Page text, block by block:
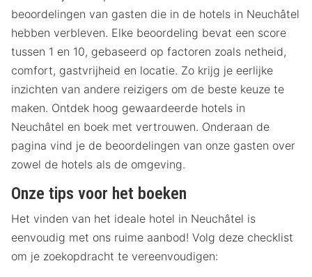
beoordelingen van gasten die in de hotels in Neuchâtel
hebben verbleven. Elke beoordeling bevat een score
tussen 1 en 10, gebaseerd op factoren zoals netheid,
comfort, gastvrijheid en locatie. Zo krijg je eerlijke
inzichten van andere reizigers om de beste keuze te
maken. Ontdek hoog gewaardeerde hotels in
Neuchâtel en boek met vertrouwen. Onderaan de
pagina vind je de beoordelingen van onze gasten over
zowel de hotels als de omgeving.
Onze tips voor het boeken
Het vinden van het ideale hotel in Neuchâtel is
eenvoudig met ons ruime aanbod! Volg deze checklist
om je zoekopdracht te vereenvoudigen: